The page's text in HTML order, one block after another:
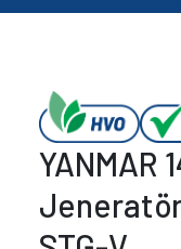
YANMAR